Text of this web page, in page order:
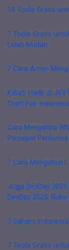
10 Tools Gratis
7 Tools Gratis
Lebih Mudah
7 Cara Aman
KWaS Hadir di
Craft Fair
Cara Mengatasi
Percepat Performa
7 Cara Mengatasi
Jogja DevDay
DevDay 2025:
7 Saham
7 Tools Gratis